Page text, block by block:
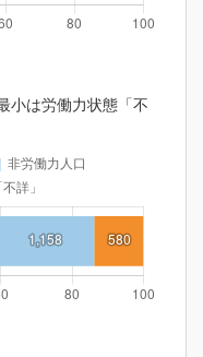
小は労働力状態「不